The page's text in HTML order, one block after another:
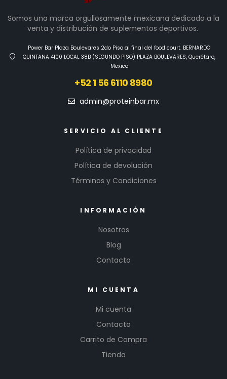
Somos una marca orgullosamente mexicana dedicada a la
venta y distribución de suplementos deportivos.
Power Bar Plaza Boulevares 2do Piso al final del food court. BERNARDO
QUINTANA 4100 LOCAL 38B (SEGUNDO PISO) PLAZA BOULEVARES, Querétaro,
Mexico
+52 1 56 6110 8980
admin@proteinbar.mx
SERVICIO AL CLIENTE
Política de privacidad
Política de devolución
Términos y Condiciones
INFORMACIÓN
Nosotros
Blog
Contacto
MI CUENTA
Mi cuenta
Contacto
Carrito de Compra
Tienda